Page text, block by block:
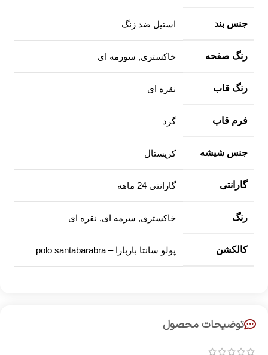
جنس بند استیل ضد زنگ
رنگ صفحه خاکستری, سورمه ای
رنگ قاب نقره ای
فرم قاب گرد
جنس شیشه کریستال
گارانتی گارانتی 24 ماهه
رنگ خاکستری, سرمه ای, نقره ای
کالکشن پولو سانتا باربارا – polo santabarabra
توضیحات محصول